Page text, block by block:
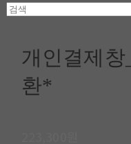
개인결제창_
환*